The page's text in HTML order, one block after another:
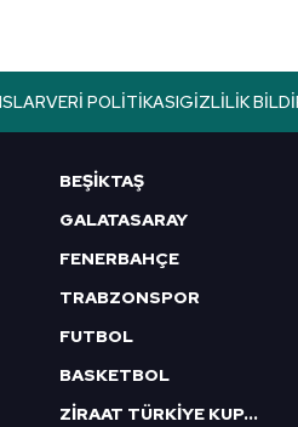
VERI POLITIKASIGIZLILIK
BEŞİKTAŞ
GALATASARAY
FENERBAHÇE
TRABZONSPOR
FUTBOL
BASKETBOL
ZİRAAT TÜRKİYE KUPASI